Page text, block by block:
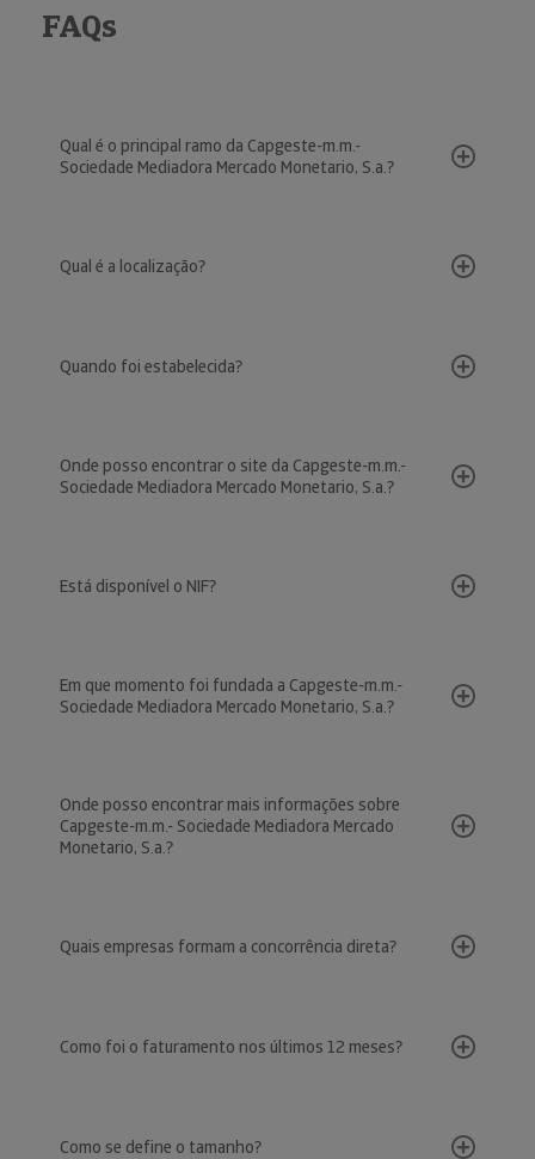
FAQs
Qual é o principal ramo da Capgeste-m.m.-
Sociedade Mediadora Mercado Monetario, S.a.?
Qual é a localização?
Quando foi estabelecida?
Onde posso encontrar o site da Capgeste-m.m.-
Sociedade Mediadora Mercado Monetario, S.a.?
Está disponível o NIF?
Em que momento foi fundada a Capgeste-m.m.-
Sociedade Mediadora Mercado Monetario, S.a.?
Onde posso encontrar mais informações sobre
Capgeste-m.m.- Sociedade Mediadora Mercado
Monetario, S.a.?
Quais empresas formam a concorrência direta?
Como foi o faturamento nos últimos 12 meses?
Como se define o tamanho?